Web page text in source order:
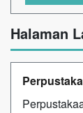
Halaman